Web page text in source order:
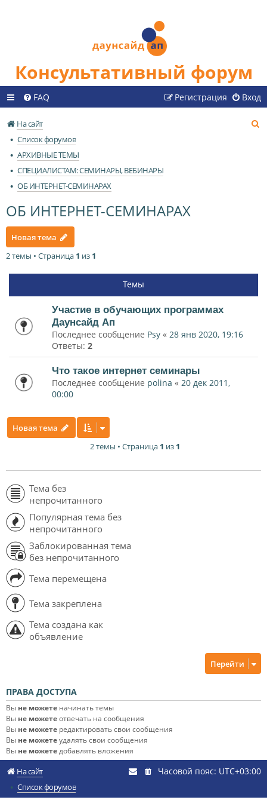
Консультативный форум
FAQ Вход
Регистрация
На сайт
Список форумов
АРХИВНЫЕ ТЕМЫ
СПЕЦИАЛИСТАМ: СЕМИНАРЫ, ВЕБИНАРЫ
ОБ ИНТЕРНЕТ-СЕМИНАРАХ
ОБ ИНТЕРНЕТ-СЕМИНАРАХ
Новая тема
2 темы • Страница 1 из 1
Темы
Участие в обучающих программах
Даунсайд Ап
Последнее сообщение Psy « 28 янв 2020, 19:16
Ответы: 2
Что такое интернет семинары
Последнее сообщение polina « 20 дек 2011,
00:00
Новая тема
2 темы • Страница 1 из 1
Тема без
непрочитанного
Популярная тема без
непрочитанного
Заблокированная тема
без непрочитанного
Тема перемещена
Тема закреплена
Тема создана как
объявление
Перейти
ПРАВА ДОСТУПА
Вы не можете начинать темы
Вы не можетеотвечать на сообщения
Вы не можете редактировать свои сообщения
Вы не можетеудалять свои сообщения
Вы не можетедобавлять вложения
На сайт
Список форумов
Часовой пояс: UTC+03:00